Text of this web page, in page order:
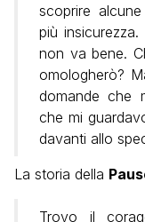
scoprire
più
non va bene.
omologherò?
domande che
che mi
davanti allo
La storia della
Trovo il